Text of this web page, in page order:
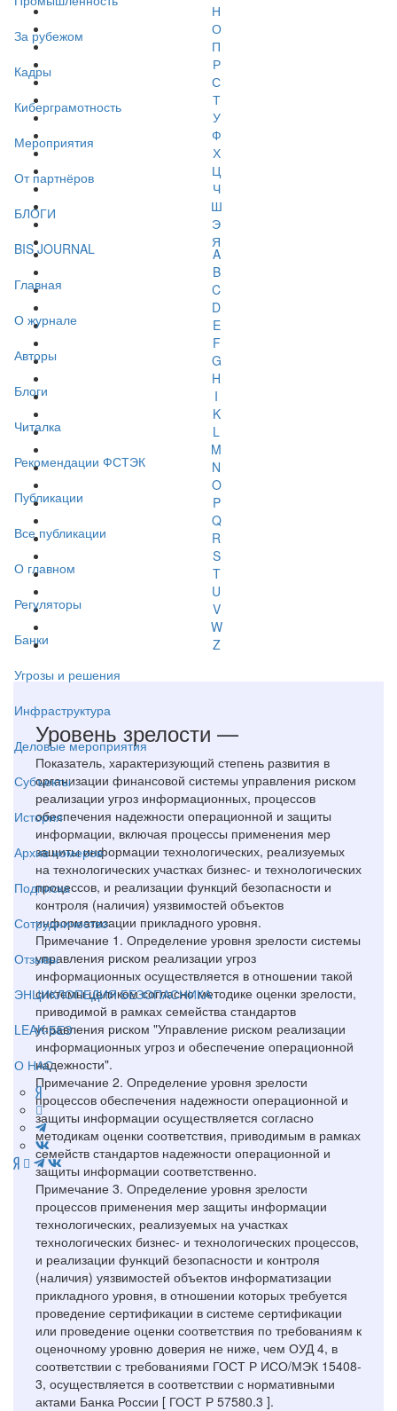
За рубежом
Кадры
Киберграмотность
Мероприятия
От партнёров
БЛОГИ
BIS JOURNAL
Главная
О журнале
Авторы
Блоги
Читалка
Рекомендации ФСТЭК
Публикации
Все публикации
О главном
Регуляторы
Банки
Угрозы и решения
Инфраструктура
Деловые мероприятия
Субъекты
История
Архив номеров
Подписка
Сотрудничество
Отзывы
ЭНЦИКЛОПЕДИЯ БЕЗОПАСНИКА
LEAK-БЕЗ
О НАС
Н
О
П
Р
С
Т
У
Ф
Х
Ц
Ч
Ш
Э
Я
A
B
C
D
E
F
G
H
I
K
L
M
N
O
P
Q
R
S
T
U
V
W
Z
Уровень зрелости —
Показатель, характеризующий степень развития в
организации финансовой системы управления риском
реализации угроз информационных, процессов
обеспечения надежности операционной и защиты
информации, включая процессы применения мер
защиты информации технологических, реализуемых
на технологических участках бизнес- и технологических
процессов, и реализации функций безопасности и
контроля (наличия) уязвимостей объектов
информатизации прикладного уровня.
Примечание 1. Определение уровня зрелости системы
управления риском реализации угроз
информационных осуществляется в отношении такой
системы целиком согласно методике оценки зрелости,
приводимой в рамках семейства стандартов
управления риском "Управление риском реализации
информационных угроз и обеспечение операционной
надежности".
Примечание 2. Определение уровня зрелости
процессов обеспечения надежности операционной и
защиты информации осуществляется согласно
методикам оценки соответствия, приводимым в рамках
семейств стандартов надежности операционной и
защиты информации соответственно.
Примечание 3. Определение уровня зрелости
процессов применения мер защиты информации
технологических, реализуемых на участках
технологических бизнес- и технологических процессов,
и реализации функций безопасности и контроля
(наличия) уязвимостей объектов информатизации
прикладного уровня, в отношении которых требуется
проведение сертификации в системе сертификации
или проведение оценки соответствия по требованиям к
оценочному уровню доверия не ниже, чем ОУД 4, в
соответствии с требованиями ГОСТ Р ИСО/МЭК 15408-
3, осуществляется в соответствии с нормативными
актами Банка России [ ГОСТ Р 57580.3 ].